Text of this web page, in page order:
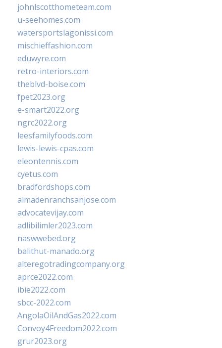
johnlscotthometeam.com
u-seehomes.com
watersportslagonissi.com
mischieffashion.com
eduwyre.com
retro-interiors.com
theblvd-boise.com
fpet2023.org
e-smart2022.org
ngrc2022.org
leesfamilyfoods.com
lewis-lewis-cpas.com
eleontennis.com
cyetus.com
bradfordshops.com
almadenranchsanjose.com
advocatevijay.com
adlibilimler2023.com
naswwebed.org
balithut-manado.org
alteregotradingcompany.org
aprce2022.com
ibie2022.com
sbcc-2022.com
AngolaOilAndGas2022.com
Convoy4Freedom2022.com
grur2023.org